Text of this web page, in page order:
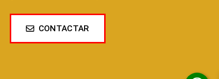
CONTACTAR